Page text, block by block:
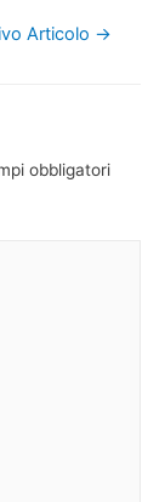
Articolo →
obbligatori